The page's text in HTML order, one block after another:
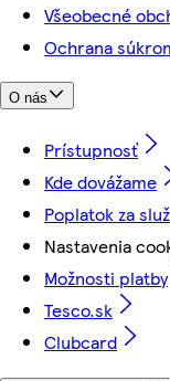
Všeobecné
Ochrana
O nás
Prístupnosť
Kde dovážame
Poplatok za
Nastavenia
Možnosti platby
Tesco.sk
Clubcard